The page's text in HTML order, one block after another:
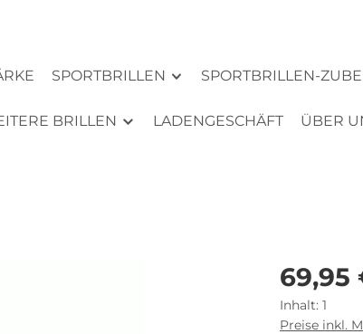
SPORTBRILLEN SPORTBRILLEN-
BRILLEN LADENGESCHÄFT ÜBER
Regulärer
69,95
Inhalt: 1
Preise inkl.